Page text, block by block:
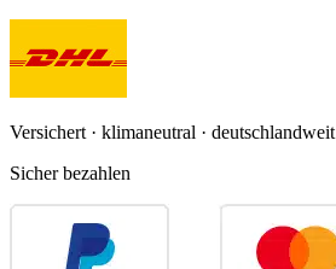
Versichert · klimaneutral · deutschlandweit
Sicher bezahlen